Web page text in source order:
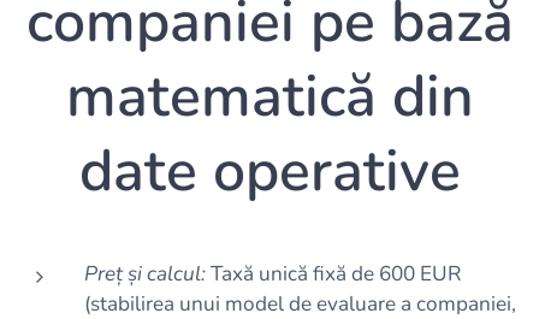
companiei pe bază
matematică din
date operative
Preț și calcul:Taxă unică fixă de 600 EUR
(stabilirea unui model de evaluare a companiei,